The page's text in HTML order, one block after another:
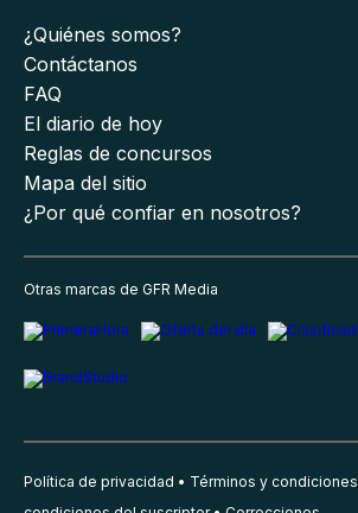
¿Quiénes somos?
Contáctanos
FAQ
El diario de hoy
Reglas de concursos
Mapa del sitio
¿Por qué confiar en nosotros?
Otras marcas de GFR Media
Política de privacidad Términos y condiciones